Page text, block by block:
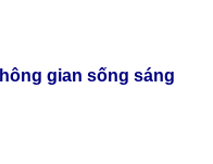
gian sống sáng